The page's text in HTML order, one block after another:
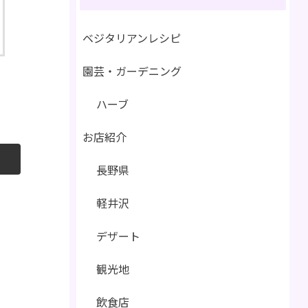
ベジタリアンレシピ
園芸・ガーデニング
ハーブ
お店紹介
長野県
軽井沢
デザート
観光地
飲食店